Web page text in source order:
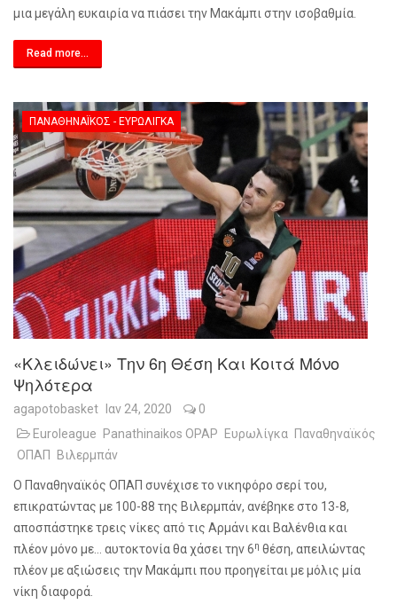
μια μεγάλη ευκαιρία να πιάσει την Μακάμπι στην ισοβαθμία.
Read more...
ΠΑΝΑΘΗΝΑΪΚΌΣ - ΕΥΡΩΛΊΓΚΑ
«Κλειδώνει» Την 6η Θέση Και Κοιτά Μόνο
Ψηλότερα
agapotobasket Ιαν 24, 2020
0
Euroleague
Panathinaikos OPAP Ευρωλίγκα
Παναθηναϊκός
ΟΠΑΠ
Βιλερμπάν
Ο Παναθηναϊκός ΟΠΑΠ συνέχισε το νικηφόρο σερί του,
επικρατώντας με 100-88 της Βιλερμπάν, ανέβηκε στο 13-8,
αποσπάστηκε τρεις νίκες από τις Αρμάνι και Βαλένθια και
πλέον μόνο με… αυτοκτονία θα χάσει την 6η θέση, απειλώντας
πλέον με αξιώσεις την Μακάμπι που προηγείται με μόλις μία
νίκη διαφορά.